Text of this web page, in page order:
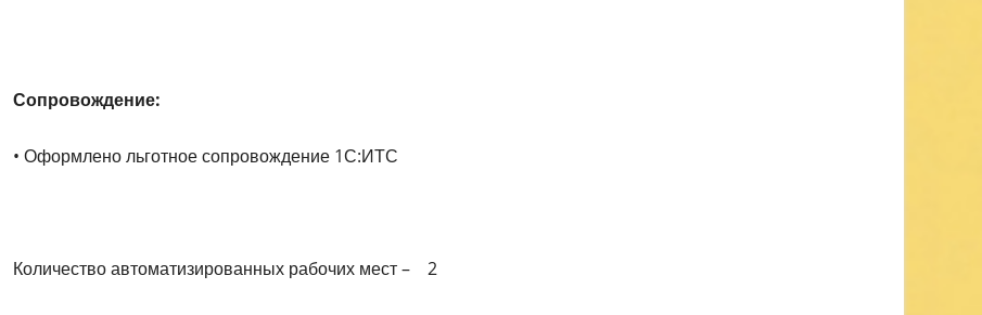
Сопровождение:
• Оформлено льготное сопровождение 1С:ИТС
Количество автоматизированных рабочих мест – 2